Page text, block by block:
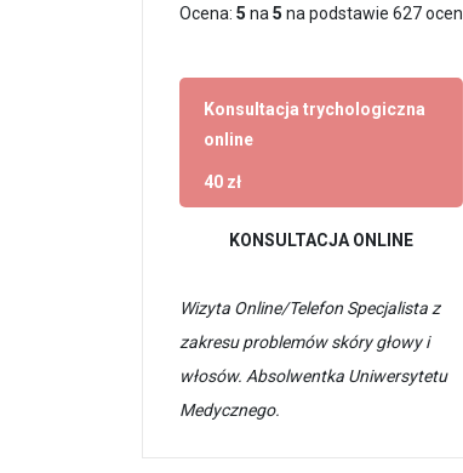
Ocena: 5 na 5 na podstawie 627ocen
Konsultacja trychologiczna
online
40 zł
KONSULTACJA ONLINE
Wizyta Online/Telefon Specjalista z
zakresu problemów skóry głowy i
włosów. Absolwentka Uniwersytetu
Medycznego.